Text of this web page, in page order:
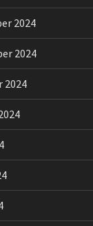
2024
2024
2024